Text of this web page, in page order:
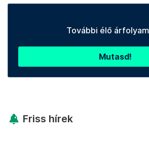
További élő
Mutasd!
Friss hírek